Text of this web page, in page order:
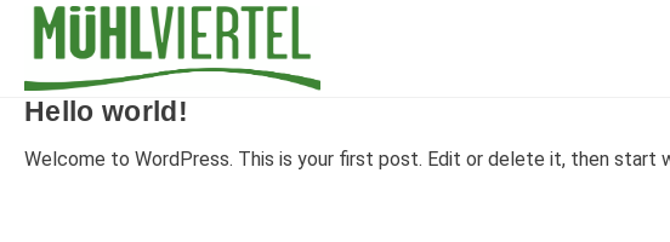
Hello world!
Welcome to WordPress. This is your first post. Edit or delete it, then start